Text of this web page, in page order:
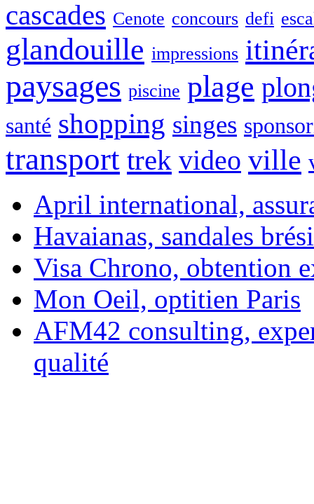
cascades Cenote concours defi
glandouille impressions
paysages piscine plage
santé shopping singes
transport trek video ville
April international,
Havaianas, sandales
Visa Chrono, obtention
Mon Oeil, optitien Paris
AFM42 consulting,
qualité